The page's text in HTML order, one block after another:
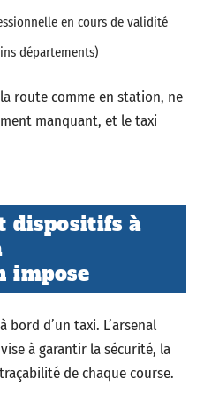
en cours de validité
départements)
route comme en station, ne
manquant, et le taxi
dispositifs à
impose
bord d’un taxi. L’arsenal
à garantir la sécurité, la
de chaque course.